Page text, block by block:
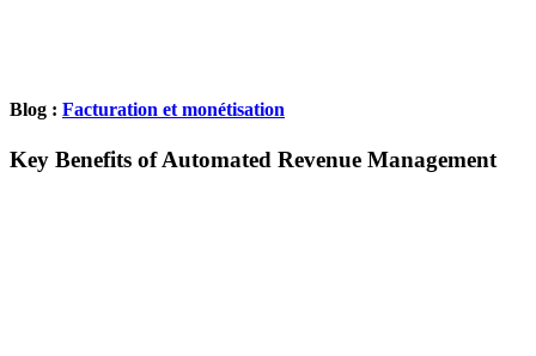
Blog : Facturation et monétisation
Key Benefits of Automated Revenue Management